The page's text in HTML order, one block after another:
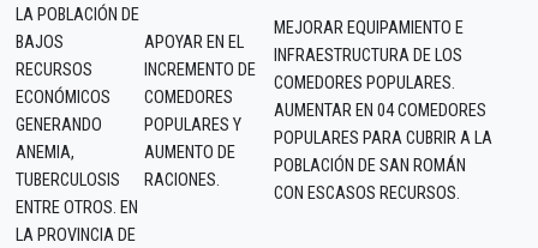
LA POBLACIÓN DE
BAJOS
RECURSOS
ECONÓMICOS
GENERANDO
ANEMIA,
TUBERCULOSIS
ENTRE OTROS. EN
LA PROVINCIA DE
APOYAR EN EL
INCREMENTO DE
COMEDORES
POPULARES Y
AUMENTO DE
RACIONES.
MEJORAR EQUIPAMIENTO E
INFRAESTRUCTURA DE LOS
COMEDORES POPULARES.
AUMENTAR EN 04 COMEDORES
POPULARES PARA CUBRIR A LA
POBLACIÓN DE SAN ROMÁN
CON ESCASOS RECURSOS.